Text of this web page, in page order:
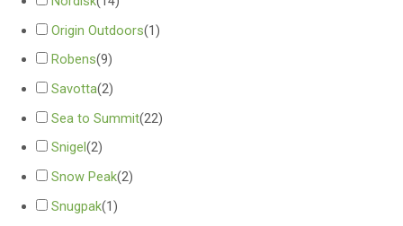
Origin Outdoors(1)
Robens(9)
Savotta(2)
Sea to Summit(22)
Snigel(2)
Snow Peak(2)
Snugpak(1)